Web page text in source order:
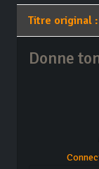
Titre original :
Donne